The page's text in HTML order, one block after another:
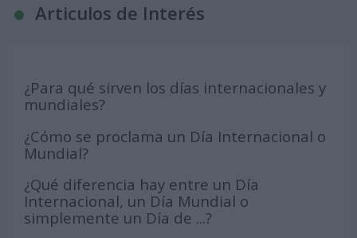
Articulos de Interés
¿Para qué sirven los días internacionales y
mundiales?
¿Cómo se proclama un Día Internacional o
Mundial?
¿Qué diferencia hay entre un Día
Internacional, un Día Mundial o
simplemente un Día de ...?